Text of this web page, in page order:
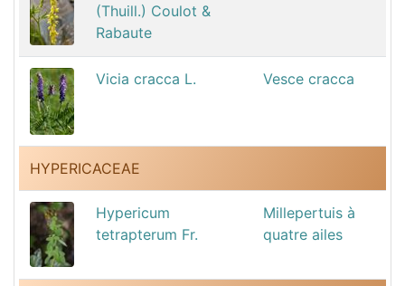
(Thuill.) Coulot &
Rabaute
Vicia cracca L. Vesce cracca
HYPERICACEAE
Hypericum
tetrapterum Fr.
Millepertuis à
quatre ailes